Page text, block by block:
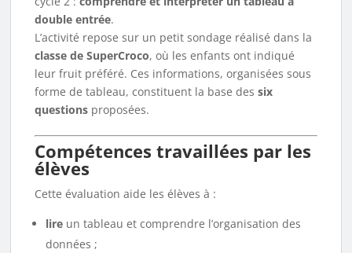
double entrée.
L’activité repose sur un petit sondage réalisé dans la
classe de SuperCroco, où les enfants ont indiqué
leur fruit préféré. Ces informations, organisées sous
forme de tableau, constituent la base dessix
questions proposées.
Compétences travaillées par les
élèves
Cette évaluation aide les élèves à :
lire un tableau et comprendre l’organisation des
données ;